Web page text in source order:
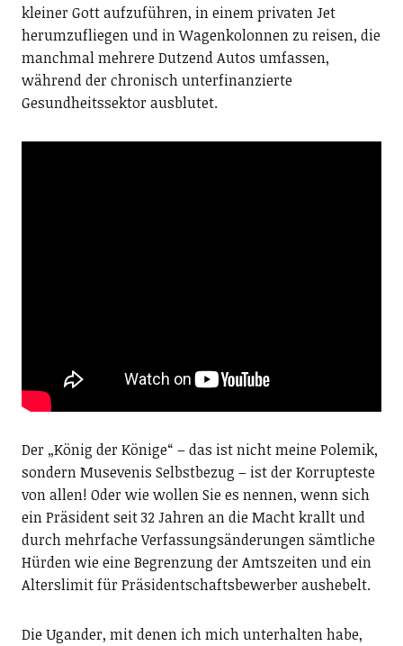
kleiner Gott aufzuführen, in einem privaten Jet
herumzufliegen und in Wagenkolonnen zu reisen, die
manchmal mehrere Dutzend Autos umfassen,
während der chronisch unterfinanzierte
Gesundheitssektor ausblutet.
Der „König der Könige“ – das ist nicht meine Polemik,
sondern Musevenis Selbstbezug – ist der Korrupteste
von allen! Oder wie wollen Sie es nennen, wenn sich
ein Präsident seit 32 Jahren an die Macht krallt und
durch mehrfache Verfassungsänderungen sämtliche
Hürden wie eine Begrenzung der Amtszeiten und ein
Alterslimit für Präsidentschaftsbewerber aushebelt.
Die Ugander, mit denen ich mich unterhalten habe,